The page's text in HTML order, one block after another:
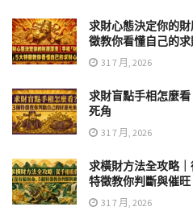
求財心態決定你的
徵教你看懂自己的
31 7 月, 2026
求財盲點手相怎麼
死角
31 7 月, 2026
求橫財方法全攻略
特徵教你判斷與催旺
31 7 月, 2026